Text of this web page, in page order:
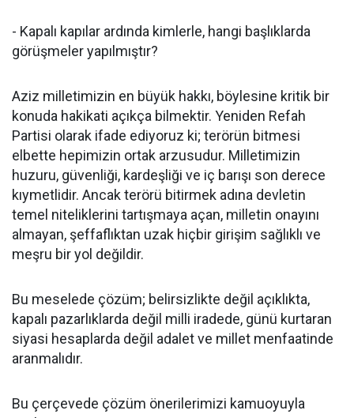
- Kapalı kapılar ardında kimlerle, hangi başlıklarda
görüşmeler yapılmıştır?
Aziz milletimizin en büyük hakkı, böylesine kritik bir
konuda hakikati açıkça bilmektir. Yeniden Refah
Partisi olarak ifade ediyoruz ki; terörün bitmesi
elbette hepimizin ortak arzusudur. Milletimizin
huzuru, güvenliği, kardeşliği ve iç barışı son derece
kıymetlidir. Ancak terörü bitirmek adına devletin
temel niteliklerini tartışmaya açan, milletin onayını
almayan, şeffaflıktan uzak hiçbir girişim sağlıklı ve
meşru bir yol değildir.
Bu meselede çözüm; belirsizlikte değil açıklıkta,
kapalı pazarlıklarda değil milli iradede, günü kurtaran
siyasi hesaplarda değil adalet ve millet menfaatinde
aranmalıdır.
Bu çerçevede çözüm önerilerimizi kamuoyuyla